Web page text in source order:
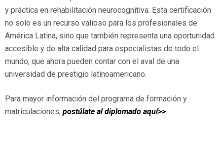
y práctica en rehabilitación neurocognitiva. Esta certificación
no solo es un recurso valioso para los profesionales de
América Latina, sino que también representa una oportunidad
accesible y de alta calidad para especialistas de todo el
mundo, que ahora pueden contar con el aval de una
universidad de prestigio latinoamericano.
Para mayor información del programa de formación y
matriculaciones, postúlate al diplomado aquí>>